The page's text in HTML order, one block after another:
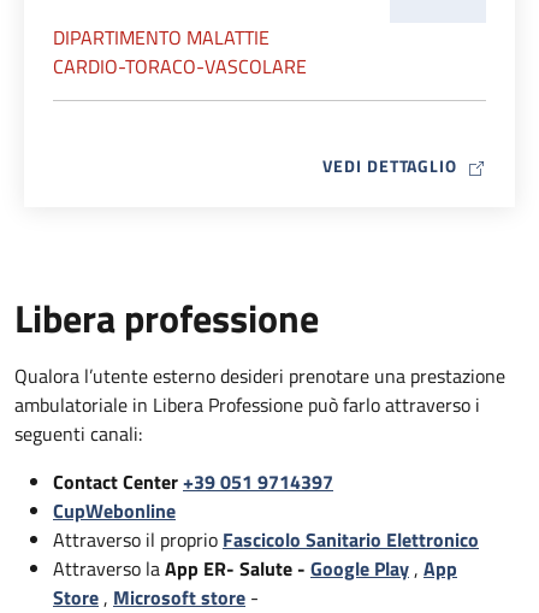
DIPARTIMENTO MALATTIE
CARDIO-TORACO-VASCOLARE
VEDI DETTAGLIO MAP ICON
Libera professione
Qualora l’utente esterno desideri prenotare una prestazione
ambulatoriale in Libera Professione può farlo attraverso i
seguenti canali:
Contact Center+39 051 9714397
CupWebonline
Attraverso il proprio Fascicolo Sanitario Elettronico
Attraverso laApp ER- Salute - Google Play, App
Store, Microsoft store -